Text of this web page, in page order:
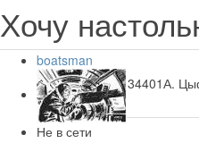
Хочу
boatsman
Не в сети
34401А.